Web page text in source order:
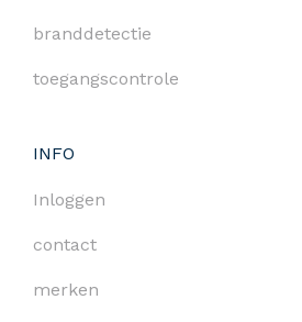
branddetectie
toegangscontrole
INFO
Inloggen
contact
merken